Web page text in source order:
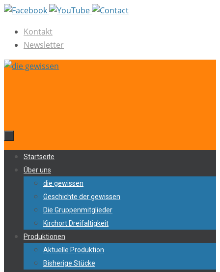
Zum
springenKontakt
Newsletter
Zum
Inhalt
springen
Startseite
Über uns
die gewissen
Geschichte der gewissen
Die Gruppenmitglieder
Kirchort Dreifaltigkeit
Produktionen
Aktuelle Produktion
Bisherige Stücke